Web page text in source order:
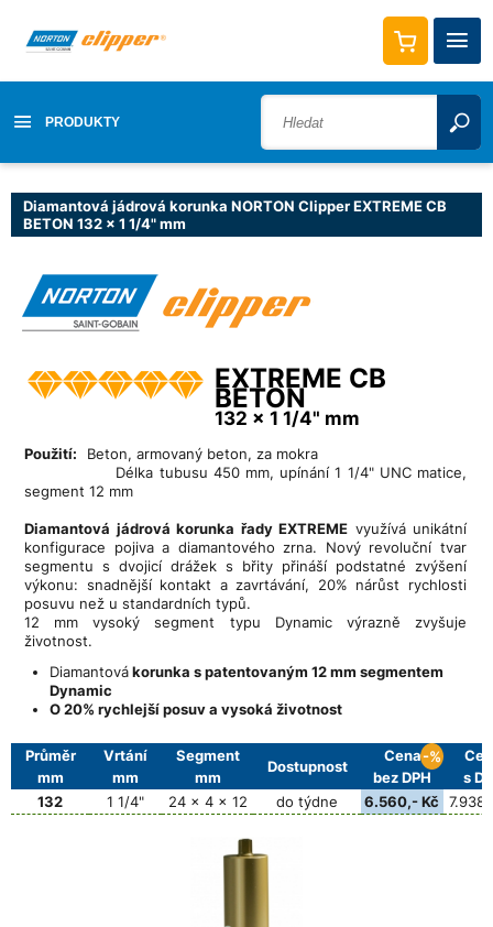
PRODUKTY
Diamantová jádrová korunka NORTON Clipper EXTREME CB
BETON 132 x 1 1/4" mm
EXTREME CB
BETON
132 x 1 1/4" mm
Použití: Beton, armovaný beton, za mokra
Délka tubusu 450 mm, upínání 1 1/4" UNC matice,
segment 12 mm
Diamantová jádrová korunka řady EXTREME využívá unikátní
konfigurace pojiva a diamantového zrna. Nový revoluční tvar
segmentu s dvojicí drážek s břity přináší podstatné zvýšení
výkonu: snadnější kontakt a zavrtávání, 20% nárůst rychlosti
posuvu než u standardních typů.
12 mm vysoký segment typu Dynamic výrazně zvyšuje
životnost.
Diamantovákorunka s patentovaným 12 mm segmentem
Dynamic
O 20% rychlejší posuv a vysoká životnost
Průměr
mm
Vrtání
mm
Segment
mm
Dostupnost
Cena
bez DPH
-%
s
132
1 1/4" 24 x 4 x 12 do týdne 6.560,- Kč